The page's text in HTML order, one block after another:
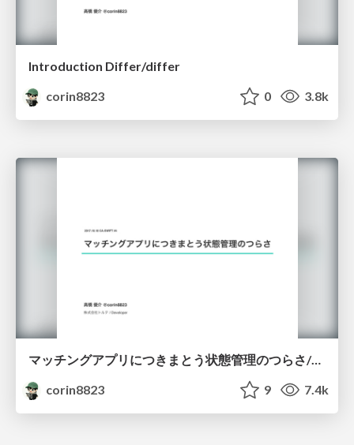
Introduction Differ/differ
corin8823
0 3.8k
マッチングアプリにつきまとう状態管理のつらさ/torte_state
corin8823
9 7.4k